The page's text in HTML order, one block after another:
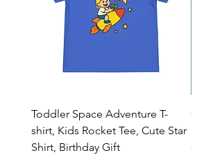
Toddler Space Adventure T-
shirt, Kids Rocket Tee, Cute Star
Shirt, Birthday Gift